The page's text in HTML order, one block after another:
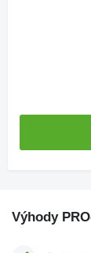
Výhody